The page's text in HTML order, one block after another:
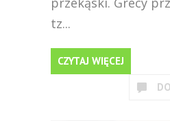
tz...
CZYTAJ WIĘCEJ